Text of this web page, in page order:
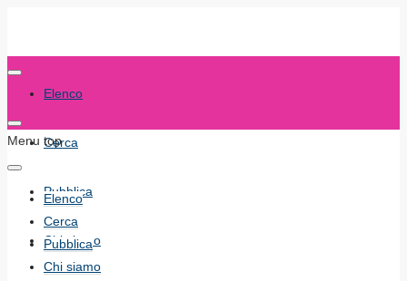
Elenco
Cerca
Pubblica
Chi siamo
Menu top
Elenco
Cerca
Pubblica
Chi siamo